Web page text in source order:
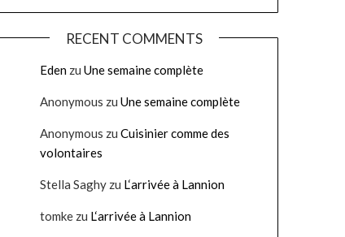
RECENT COMMENTS
Edenzu Une semaine complète
Anonymous zu Une semaine complète
Anonymous zu Cuisinier comme des
volontaires
Stella Saghyzu L‘arrivée à Lannion
tomkezu L‘arrivée à Lannion